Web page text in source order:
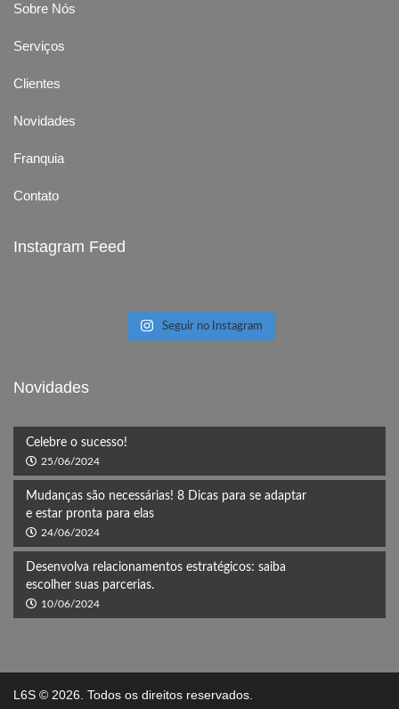
Sobre Nós
Serviços
Clientes
Novidades
Franquia
Contato
Instagram Feed
Seguir no Instagram
Novidades
Celebre o sucesso!
25/06/2024
Mudanças são necessárias! 8 Dicas para se adaptar
e estar pronta para elas
24/06/2024
Desenvolva relacionamentos estratégicos: saiba
escolher suas parcerias.
10/06/2024
L6S © 2026. Todos os direitos reservados.